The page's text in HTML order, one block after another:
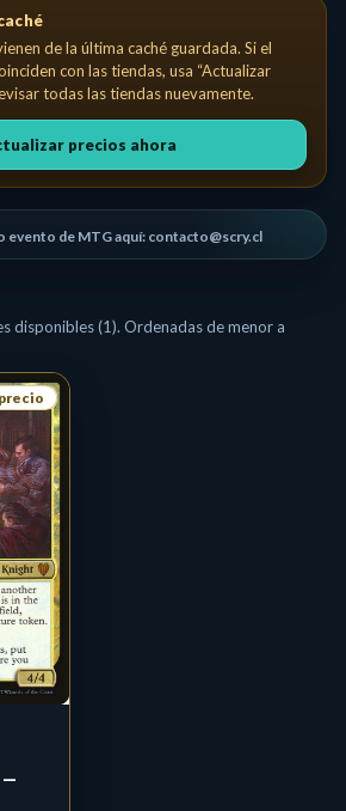
de la última caché guardada. Si el
con las tiendas, usa “Actualizar
todas las tiendas nuevamente.
precios ahora
evento de MTG aquí: contacto@scry.cl
disponibles (1). Ordenadas de menor a
—